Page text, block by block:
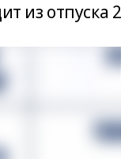
из отпуска